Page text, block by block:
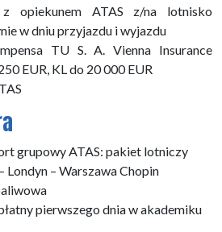
opiekunem ATAS z/na lotnisko
w dniu przyjazdu i wyjazdu
TU S. A. Vienna Insurance
EUR, KL do 20 000 EUR
grupowy ATAS: pakiet lotniczy
Londyn – Warszawa Chopin
pierwszego dnia w akademiku